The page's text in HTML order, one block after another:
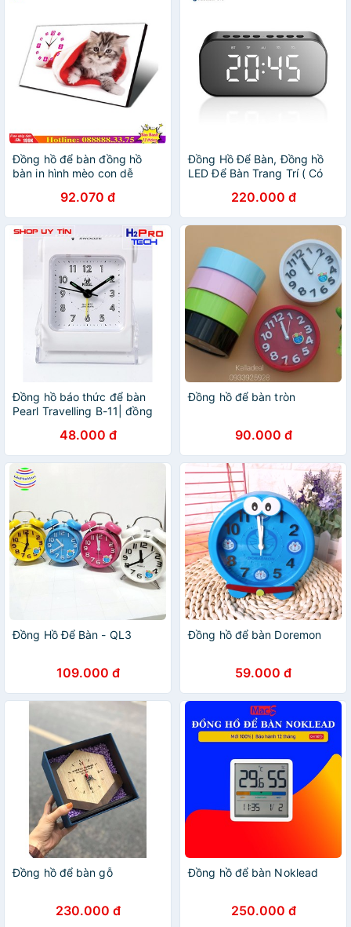
Đồng hồ để bàn đồng hồ
bàn in hình mèo con dễ
92.070 đ
Đồng Hồ Để Bàn, Đồng hồ
LED Để Bàn Trang Trí ( Có
220.000 đ
Đồng hồ báo thức để bàn
Pearl Travelling B-11| đồng
48.000 đ
Đồng hồ để bàn tròn
90.000 đ
Đồng Hồ Để Bàn - QL3
109.000 đ
Đồng hồ để bàn Doremon
59.000 đ
Đồng hồ để bàn gỗ
230.000 đ
Đồng hồ để bàn Noklead
250.000 đ